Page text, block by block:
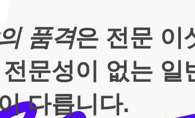
품격은 전문 이
문성이 없는 일
다릅니다.